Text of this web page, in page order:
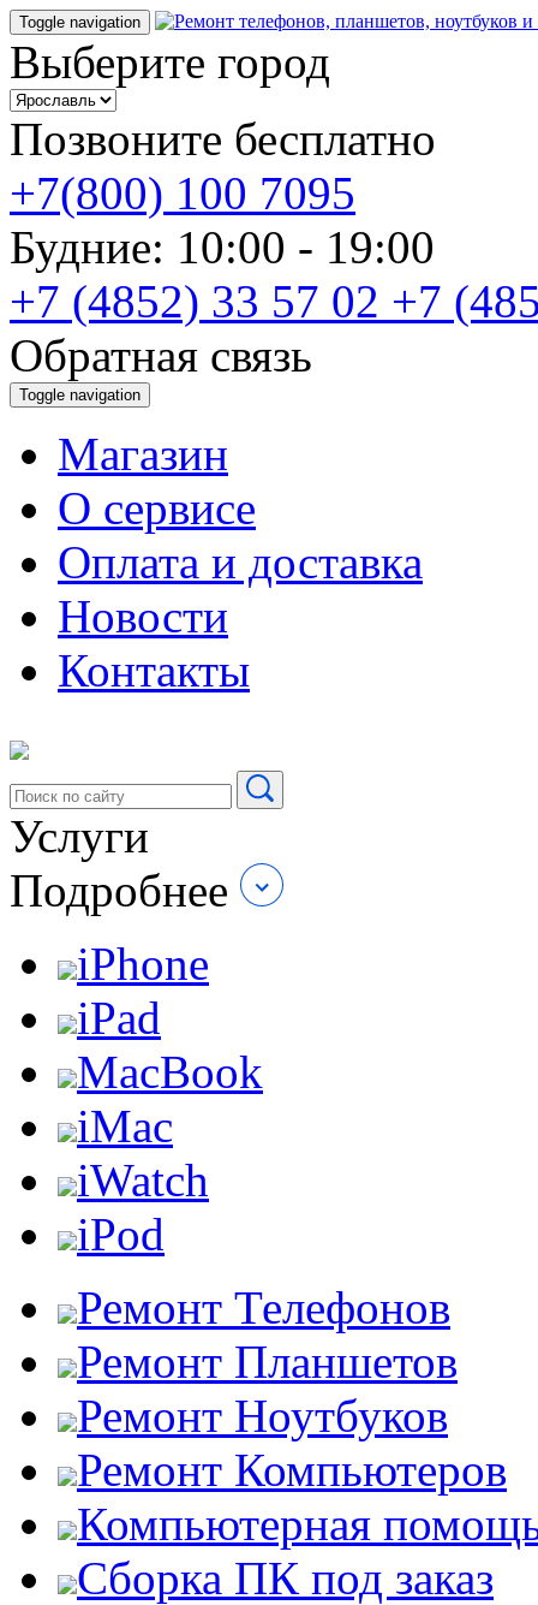
Toggle navigation
Выберите город
Позвоните бесплатно
+7(800) 100 7095
Будние: 10:00 - 19:00
+7 (4852) 33 57 02 +7
Обратная связь
Toggle navigation
Магазин
О cервисе
Оплата и доставка
Новости
Контакты
Услуги
Подробнее
iPhone
iPad
MacBook
iMac
iWatch
iPod
Ремонт Телефонов
Ремонт Планшетов
Ремонт Ноутбуков
Ремонт Компьютеров
Компьютерная
Сборка ПК под заказ